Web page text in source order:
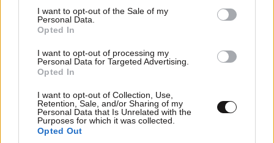
consent section.
I want to opt-out of the Sale of my
Personal Data.
Opted In
I want to opt-out of processing my
Personal Data for Targeted Advertising.
Opted In
I want to opt-out of Collection, Use,
Retention, Sale, and/or Sharing of my
Personal Data that Is Unrelated with the
Purposes for which it was collected.
Opted Out